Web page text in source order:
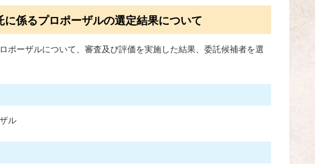
係るプロポーザルの選定結果について
ーザルについて、審査及び評価を実施した結果、委託候補者を選
ル